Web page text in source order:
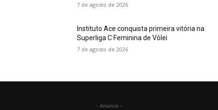
7 de agosto de 2026
Instituto Ace conquista primeira vitória na
Superliga C Feminina de Vôlei
7 de agosto de 2026
- Anúncio -